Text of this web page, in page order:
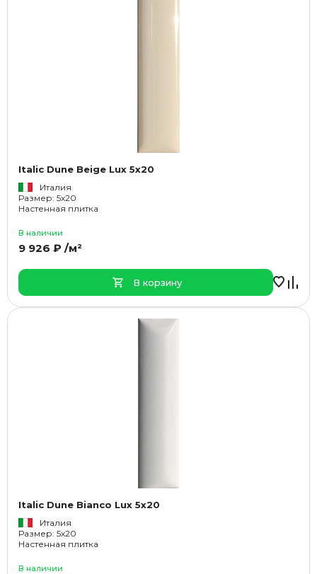
Italic Dune Beige Lux 5x20
Италия
Размер: 5x20
Настенная плитка
В наличии
9 926 ₽ /м²
В корзину
Italic Dune Bianco Lux 5x20
Италия
Размер: 5x20
Настенная плитка
В наличии